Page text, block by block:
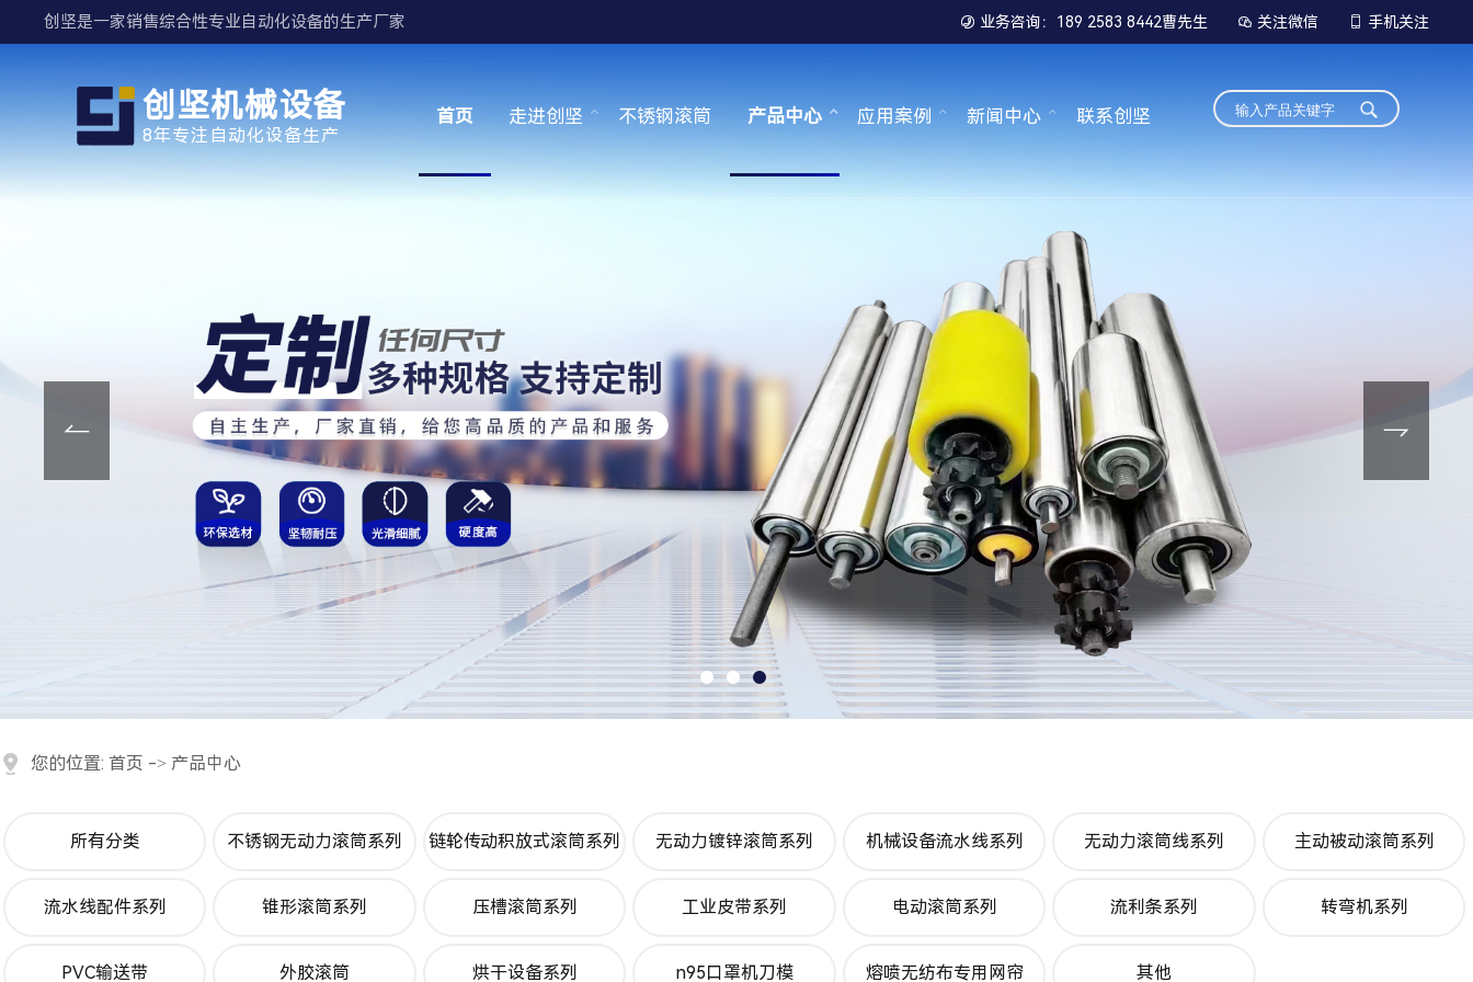
创坚是一家销售综合性专业自动化设备的生产厂家  业务咨询：189 2583 8442曹先生  关注微信  手机关注
创坚机械设备
8年专注自动化设备生产
首页 走进创坚 不锈钢滚筒 产品中心 应用案例 新闻中心 联系创坚
 
您的位置: 首页 -> 产品中心
所有分类 不锈钢无动力滚筒系列 链轮传动积放式滚筒系列 无动力镀锌滚筒系列 机械设备流水线系列 无动力滚筒线系列 主动被动滚筒系列
流水线配件系列 锥形滚筒系列 压槽滚筒系列 工业皮带系列 电动滚筒系列 流利条系列 转弯机系列
PVC输送带 外胶滚筒 烘干设备系列 n95口罩机刀模 熔喷无纺布专用网帘 其他